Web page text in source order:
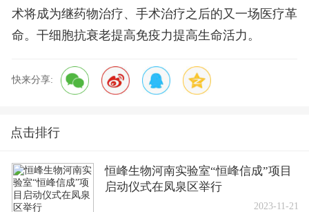
术将成为继药物治疗、手术治疗之后的又一场医疗革
命。干细胞抗衰老提高免疫力提高生命活力。
快来分享:
点击排行
恒峰生物河南实验室“恒峰信成”项目
启动仪式在凤泉区举行
2023-11-21